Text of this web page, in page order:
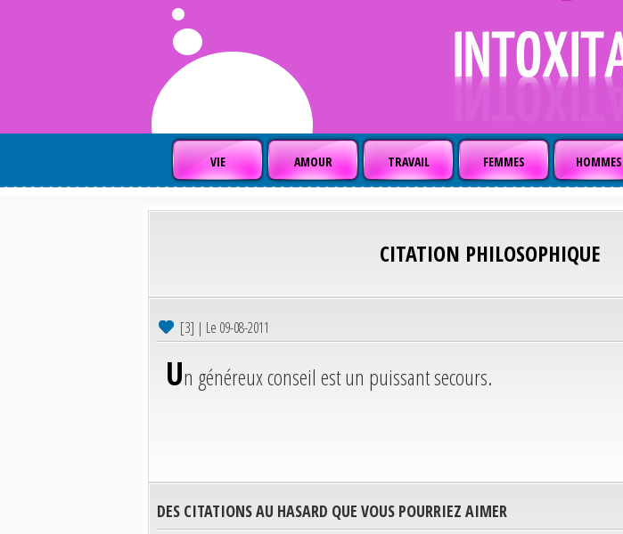
VIE AMOUR TRAVAIL FEMMES HOMMES
CITATION PHILOSOPHIQUE
[3] | Le 09-08-2011
Un généreux conseil est un puissant secours.
DES CITATIONS AU HASARD QUE VOUS POURRIEZ AIMER